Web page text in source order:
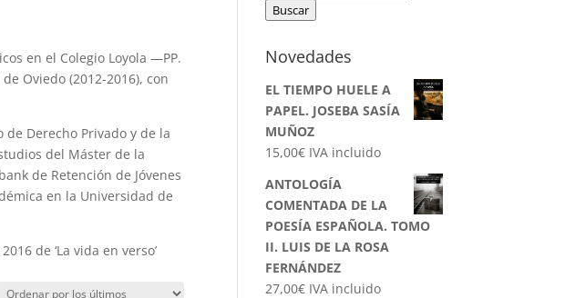
en el Colegio Loyola —PP.
Oviedo (2012-2016), con
Derecho Privado y de la
del Máster de la
de Retención de Jóvenes
en la Universidad de
de ‘La vida en verso’
por:
Buscar
Novedades
EL TIEMPO HUELE A
PAPEL. JOSEBA SASÍA
MUÑOZ
15,00€ IVA incluido
ANTOLOGÍA
COMENTADA DE LA
POESÍA ESPAÑOLA. TOMO
II. LUIS DE LA ROSA
FERNÁNDEZ
27,00€ IVA incluido